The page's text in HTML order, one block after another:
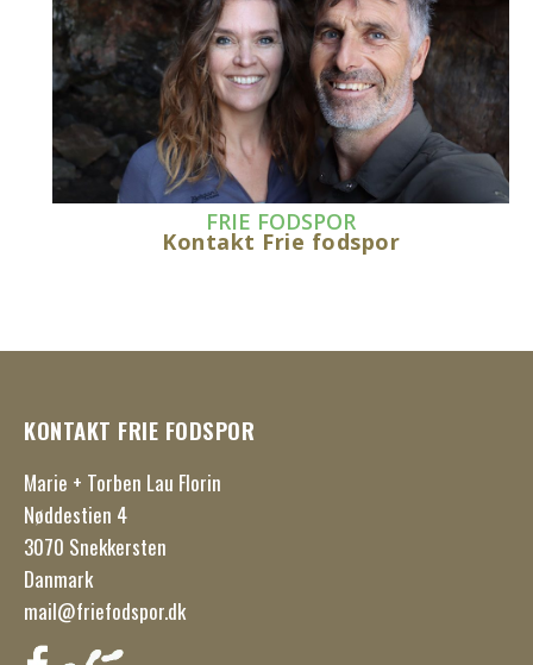
FRIE FODSPOR
Kontakt Frie fodspor
KONTAKT FRIE FODSPOR
Marie + Torben Lau Florin
Nøddestien 4
3070 Snekkersten
Danmark
mail@friefodspor.dk